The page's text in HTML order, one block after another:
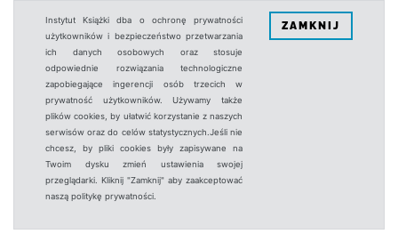
Instytut Książki dba o ochronę prywatności
użytkowników i bezpieczeństwo przetwarzania
ich danych osobowych oraz stosuje
odpowiednie rozwiązania technologiczne
zapobiegające ingerencji osób trzecich w
prywatność użytkowników. Używamy także
plików cookies, by ułatwić korzystanie z naszych
serwisów oraz do celów statystycznych.Jeśli nie
chcesz, by pliki cookies były zapisywane na
Twoim dysku zmień ustawienia swojej
przeglądarki. Kliknij "Zamknij" aby zaakceptować
naszą politykę prywatności.
ZAMKNIJ